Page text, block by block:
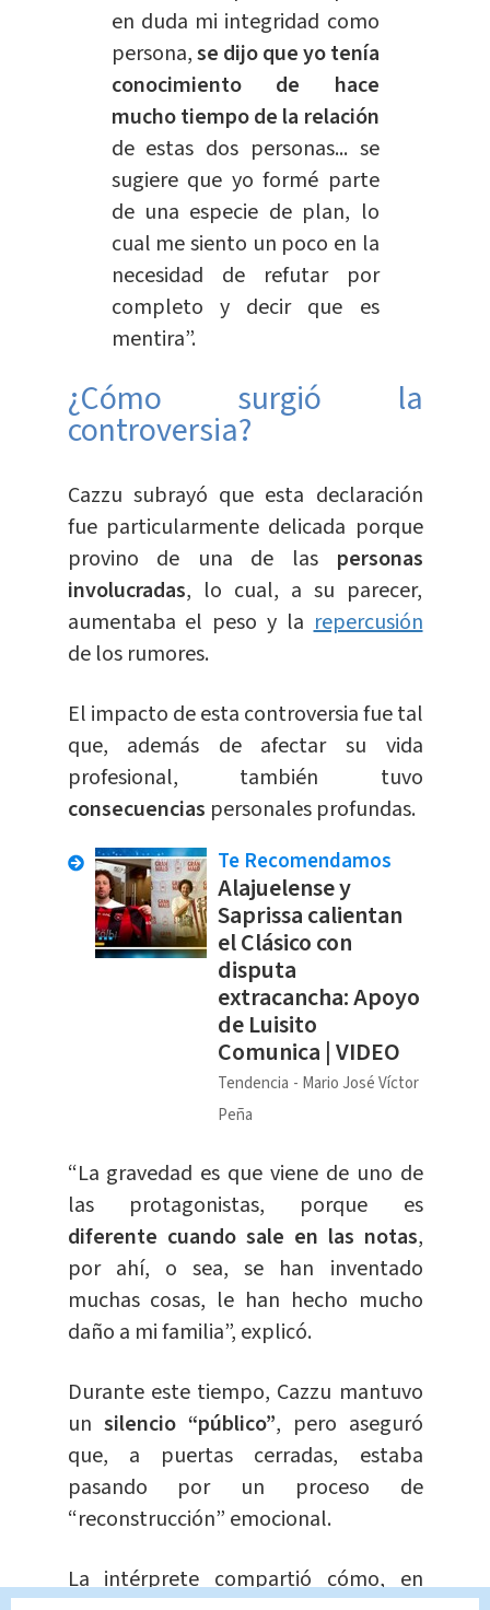
en duda mi integridad como
persona,se dijo que yo tenía
conocimiento de hace
mucho tiempo de la relación
de estas dos personas... se
sugiere que yo formé parte
de una especie de plan, lo
cual me siento un poco en la
necesidad de refutar por
completo y decir que es
mentira”.
¿Cómo surgió la
controversia?
Cazzu subrayó que esta declaración
fue particularmente delicada porque
provino de una de las personas
involucradas, lo cual, a su parecer,
aumentaba el peso y larepercusión
de los rumores.
El impacto de esta controversia fue tal
que, además de afectar su vida
profesional, también tuvo
consecuencias personales profundas.
Te Recomendamos
Alajuelense y
Saprissa calientan
el Clásico con
disputa
extracancha: Apoyo
de Luisito
Comunica | VIDEO
Tendencia
Mario José Víctor
Peña
“La gravedad es que viene de uno de
las protagonistas, porque es
diferente cuando sale en las notas,
por ahí, o sea, se han inventado
muchas cosas, le han hecho mucho
daño a mi familia”, explicó.
Durante este tiempo, Cazzu mantuvo
un silencio “público”, pero aseguró
que, a puertas cerradas, estaba
pasando por un proceso de
“reconstrucción” emocional.
La intérprete compartió cómo, en